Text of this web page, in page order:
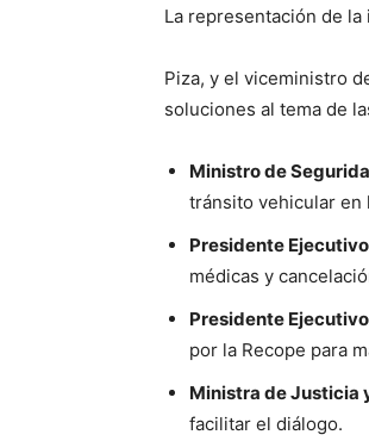
La representación de
Piza, y el viceministro
soluciones al tema de
Ministro de
tránsito vehicular en
Presidente
médicas y
Presidente
por la Recope para
Ministra de Justicia
facilitar el diálogo.